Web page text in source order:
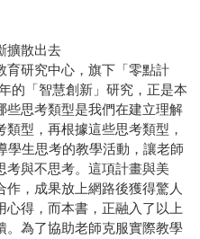
擴散出去
育研究中心，旗下「零點計
的「智慧創新」研究，正是本
些思考類型是我們在建立理解
型，再根據這些思考類型，
學生思考的教學活動，讓老師
考與不思考。這項計畫與美
，成果放上網路後獲得驚人
得，而本書，正融入了以上
。為了協助老師克服實際教學